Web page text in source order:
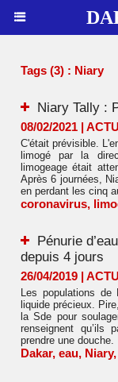
Tags (3) : Niary
Niary Tally :
08/02/2021 |
C'était prévisible.
limogé par la
limogeage était
Après 6 journées,
en perdant les cinq
coronavirus,
Pénurie
depuis 4 jours
26/04/2019 |
Les populations
liquide précieux.
la Sde pour
renseignent qu’ils
prendre une douche.
Dakar, eau, Niary,